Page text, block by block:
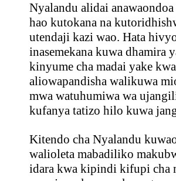
Nyalandu alidai anawaondoa
hao kutokana na
utendaji kazi wao. Hata
inasemekana kuwa dhamira
kinyume cha madai yake
aliowapandisha walikuwa
mwa watuhumiwa wa
kufanya tatizo hilo kuwa
Kitendo cha Nyalandu
walioleta mabadiliko
idara kwa kipindi kifupi cha